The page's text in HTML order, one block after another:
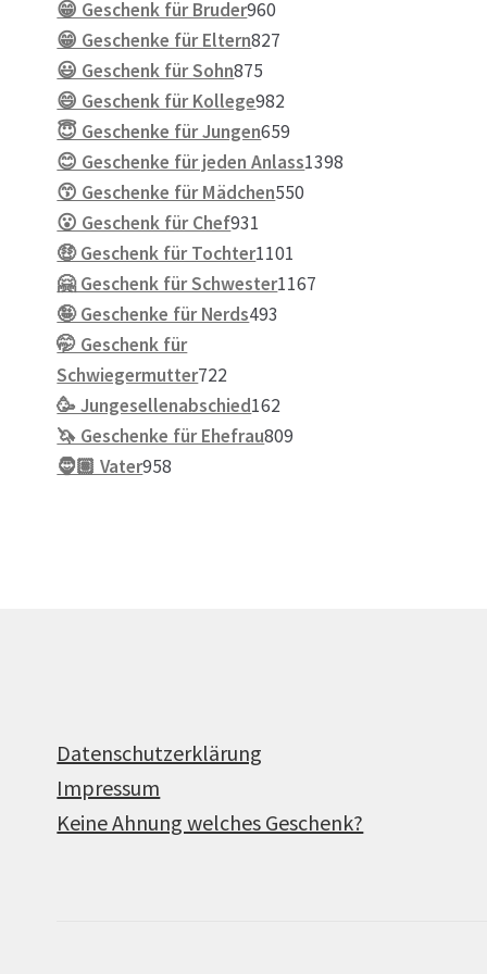
Produkte
😁 Geschenk für Bruder960
Produkte
😁 Geschenke für Eltern827
😃 Geschenk für Sohn875
Produkte
😄 Geschenk für Kollege982
Produkte
😇 Geschenke für Jungen659
Produkte
😊 Geschenke für jeden Anlass1398
😙 Geschenke für Mädchen550
😮 Geschenk für Chef931
Produkte
🤑 Geschenk für Tochter1101
Produkte
🤗 Geschenk für Schwester1167
🤪 Geschenke für Nerds493
🤭 Geschenk für
Schwiegermutter722
Produkte
🥳 Jungesellenabschied162
Produkte
🦄 Geschenke für Ehefrau809
🧔🏽 Vater958
Datenschutzerklärung
Impressum
Keine Ahnung welches Geschenk?